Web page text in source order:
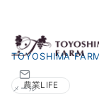
メール
TOYOSHIMA
農業LIFE